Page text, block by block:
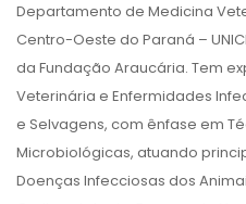
Departamento de Medicina
Centro-Oeste do Paraná –
da Fundação Araucária. Tem
Veterinária e Enfermidades
e Selvagens, com ênfase em
Microbiológicas, atuando
Doenças Infecciosas dos